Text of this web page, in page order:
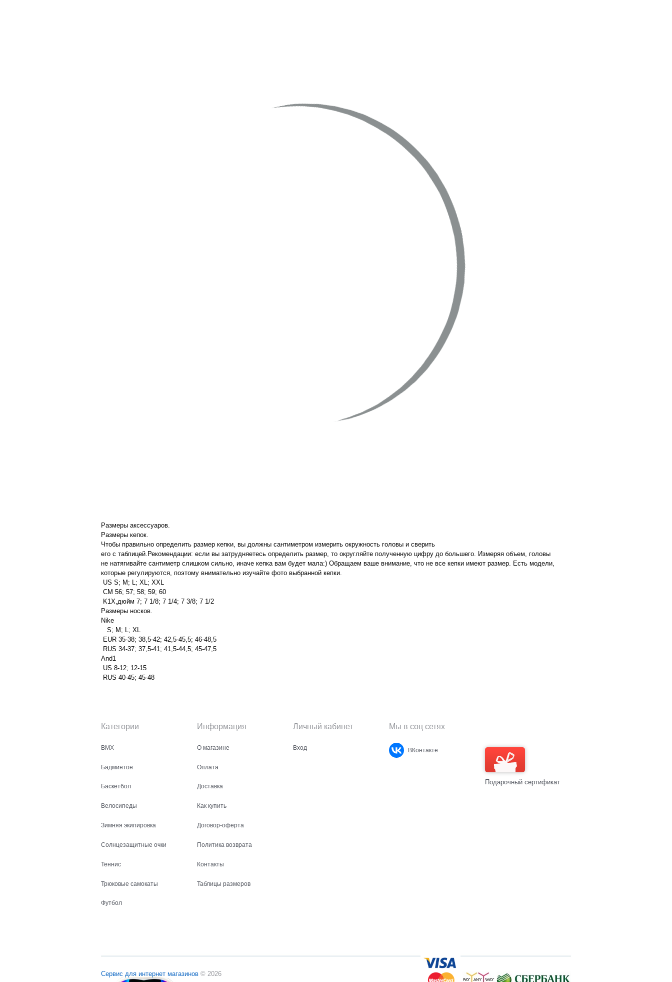
Размеры аксессуаров.
Размеры кепок.
Чтобы правильно определить размер кепки, вы должны сантиметром измерить окружность головы и сверить
его с таблицей.Рекомендации: если вы затрудняетесь определить размер, то округляйте полученную цифру до большего. Измеряя объем, головы
не натягивайте сантиметр слишком сильно, иначе кепка вам будет мала:) Обращаем ваше внимание, что не все кепки имеют размер. Есть модели,
которые регулируются, поэтому внимательно изучайте фото выбранной кепки.
￹ US S; M; L; XL; XXL ￻
￹ СМ 56; 57; 58; 59; 60 ￻
￹ K1X,дюйм 7; 7 1/8; 7 1/4; 7 3/8; 7 1/2 ￻
Размеры носков.
Nike
￹ S; M; L; XL ￻
￹ EUR 35-38; 38,5-42; 42,5-45,5; 46-48,5 ￻
￹ RUS 34-37; 37,5-41; 41,5-44,5; 45-47,5 ￻
And1
￹ US 8-12; 12-15 ￻
￹ RUS 40-45; 45-48 ￻
Категории
BMX
Бадминтон
Баскетбол
Велосипеды
Зимняя экипировка
Солнцезащитные очки
Теннис
Трюковые самокаты
Футбол
Информация
О магазине
Оплата
Доставка
Как купить
Договор-оферта
Политика возврата
Контакты
Таблицы размеров
Личный кабинет
Вход
Мы в соц сетях
ВКонтакте
Подарочный сертификат
Сервис для интернет магазинов © 2026